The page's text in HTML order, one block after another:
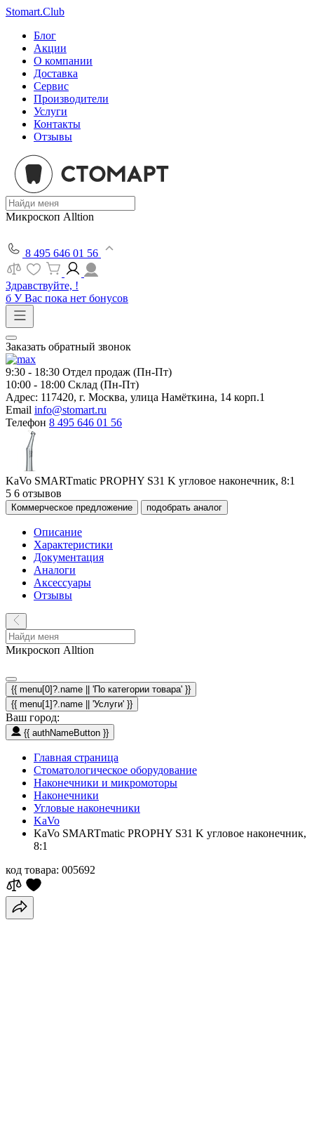
Stomart.Club
Блог
Акции
О компании
Доставка
Сервис
Производители
Услуги
Контакты
Отзывы
Микроскоп Alltion
8 495 646 01 56
Здравствуйте, !
б У Вас пока нет бонусов
Заказать обратный звонок
9:30 - 18:30 Отдел продаж (Пн-Пт)
10:00 - 18:00 Склад (Пн-Пт)
Адрес: 117420, г. Москва, улица Намёткина, 14 корп.1
Email info@stomart.ru
Телефон 8 495 646 01 56
KaVo SMARTmatic PROPHY S31 K угловое наконечник, 8:1
5 6 отзывов
Коммерческое предложение подобрать аналог
Описание
Характеристики
Документация
Аналоги
Аксессуары
Отзывы
Микроскоп Alltion
{{ menu[0]?.name || 'По категории товара' }}
{{ menu[1]?.name || 'Услуги' }}
Ваш город:
{{ authNameButton }}
Главная страница
Стоматологическое оборудование
Наконечники и микромоторы
Наконечники
Угловые наконечники
KaVo
KaVo SMARTmatic PROPHY S31 K угловое наконечник,
8:1
код товара: 005692